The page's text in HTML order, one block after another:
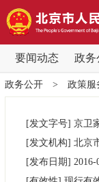
要闻动态 政务
要闻动态
党中央精神
北京要闻
政务公开> 政策服
[发文字号] 京卫
[发文机构] 北京
[发布日期] 2016-